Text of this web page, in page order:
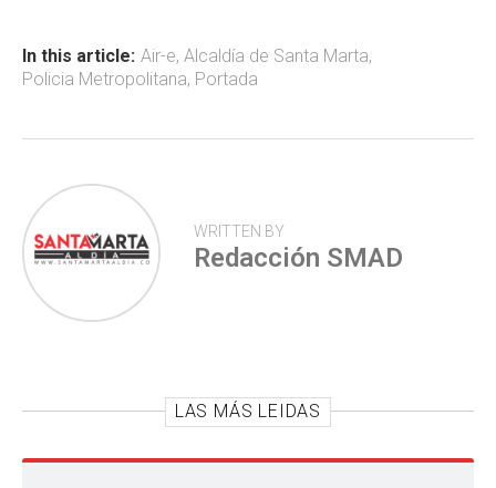
ok p
p
tir
In this article: Air-e, Alcaldía de Santa Marta,
Policia Metropolitana, Portada
WRITTEN BY
Redacción SMAD
LAS MÁS LEIDAS